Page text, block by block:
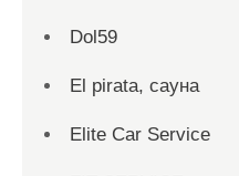
Dol59
El pirata, сауна
Elite Car Service